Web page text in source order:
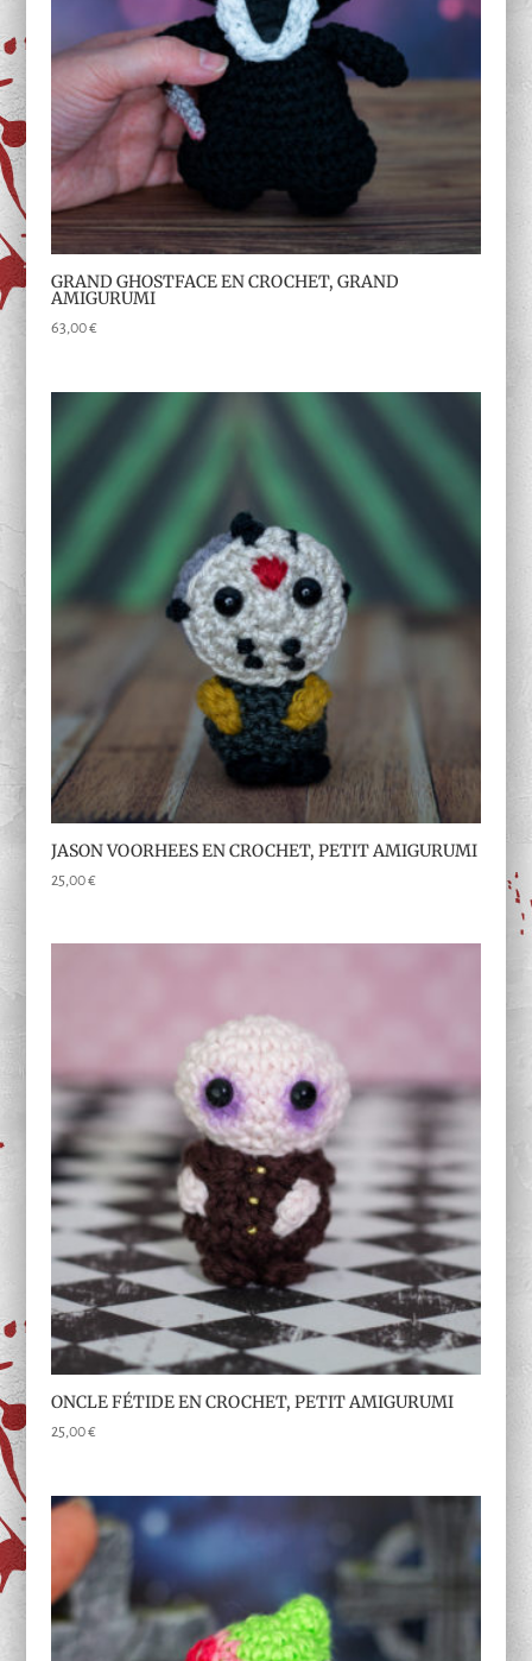
GRAND GHOSTFACE EN CROCHET, GRAND
AMIGURUMI
63,00€
JASON VOORHEES EN CROCHET, PETIT AMIGURUMI
25,00€
ONCLE FÉTIDE EN CROCHET, PETIT AMIGURUMI
25,00€